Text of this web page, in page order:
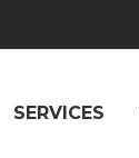
SERVICES